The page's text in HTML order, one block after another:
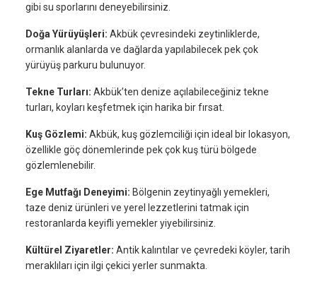
gibi su sporlarını deneyebilirsiniz.
Doğa Yürüyüşleri: Akbük çevresindeki zeytinliklerde,
ormanlık alanlarda ve dağlarda yapılabilecek pek çok
yürüyüş parkuru bulunuyor.
Tekne Turları: Akbük’ten denize açılabileceğiniz tekne
turları, koyları keşfetmek için harika bir fırsat.
Kuş Gözlemi: Akbük, kuş gözlemciliği için ideal bir lokasyon,
özellikle göç dönemlerinde pek çok kuş türü bölgede
gözlemlenebilir.
Ege Mutfağı Deneyimi: Bölgenin zeytinyağlı yemekleri,
taze deniz ürünleri ve yerel lezzetlerini tatmak için
restoranlarda keyifli yemekler yiyebilirsiniz.
Kültürel Ziyaretler: Antik kalıntılar ve çevredeki köyler, tarih
meraklıları için ilgi çekici yerler sunmakta.